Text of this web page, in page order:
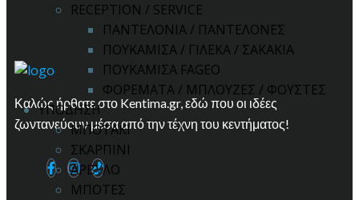
RECEPTION / SERVICE
ΠΑΝΤΕΛΟΝΙΑ / ΠΑΝΤΕΛΟΝΕΣ
ΠΟΥΚΑΜΙΣΑ / ΓΙΛΕΚΑ / ΣΑΚΑΚΙΑ
ΠΟΥΚΑΜΙΣΑ FAGEO
ΦΟΡΕΜΑΤΑ / ΜΠΛΟΥΖΕΣ / ΦΟΥΣΤΕΣ
ΥΠΟΔΗΣΗ
ΜΠΟΤΑΚΙ
ΣΚΑΡΠΙΝΙ
ΑΡΒΥΛΟ
ΜΠΟΤΕΣ
Καλώς ήρθατε στο Kentima.gr, εδώ που οι ιδέες
ζωντανεύουν μέσα από την τέχνη του κεντήματος!